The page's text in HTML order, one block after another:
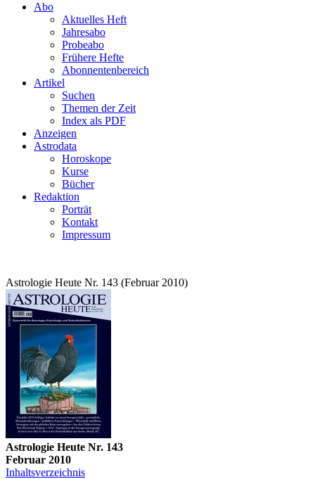
Abo
Aktuelles Heft
Jahresabo
Probeabo
Frühere Hefte
Abonnentenbereich
Artikel
Suchen
Themen der Zeit
Index als PDF
Anzeigen
Astrodata
Horoskope
Kurse
Bücher
Redaktion
Porträt
Kontakt
Impressum
Astrologie Heute Nr. 143 (Februar 2010)
Astrologie Heute Nr. 143
Februar 2010
Inhaltsverzeichnis